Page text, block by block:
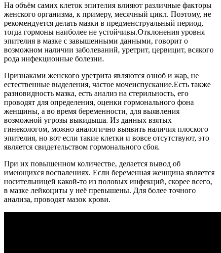
На объём самих клеток эпителия влияют различные факторы
женского организма, к примеру, месячный цикл. Поэтому, не
рекомендуется делать мазки в предменструальный период,
тогда гормоны наиболее не устойчивы.Отклонения уровня
эпителия в мазке с завышенными данными, говорит о
возможном наличии заболеваний, уретрит, цервицит, всякого
рода инфекционные болезни.
Признаками женского уретрита являются озноб и жар, не
естественные выделения, частое мочеиспускание.Есть также
разновидность мазка, есть анализ на стерильность, его
проводят для определения, оценки гормонального фона
женщины, а во время беременности, для выявления
возможной угрозы выкидыша. Из данных взятых
гинекологом, можно аналогично выявить наличия плоского
эпителия, но вот если такие клетки и вовсе отсутствуют, это
является свидетельством гормонального сбоя.
При их повышенном количестве, делается вывод об
имеющихся воспалениях. Если беременная женщина является
носительницей какой-то из половых инфекций, скорее всего,
в мазке лейкоциты у неё превышены. Для более точного
анализа, проводят мазок крови.